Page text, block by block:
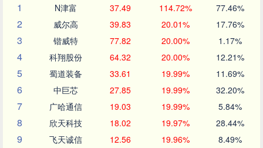
1
N津富 37.49 114.72% 77.46%
2 威尔高 39.83 20.01% 17.76%
3 锴威特 77.82 20.00% 1.17%
4 科翔股份 64.32 20.00% 12.21%
5 蜀道装备 33.61 19.99% 11.69%
6 中巨芯 27.85 19.99% 32.20%
7 广哈通信 19.03 19.99% 5.84%
8 欣天科技 18.02 19.97% 28.44%
9 飞天诚信 12.56 19.96% 8.49%